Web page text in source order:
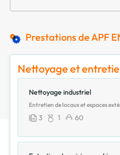
Prestations de APF
Nettoyage et
Nettoyage industriel
Entretien de locaux et espaces
3 1 60